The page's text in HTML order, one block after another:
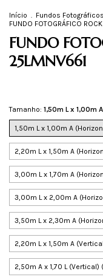
Início . Fundos Fotográficos
FUNDO FOTOGRÁFICO
FUNDO
25LMNV661
Tamanho: 1,50m L x 1,00m
1,50m L x 1,00m A
2,20m L x 1,50m A
3,00m L x 1,70m A
3,00m L x 2,00m A
3,50m L x 2,30m A
2,20m L x 1,50m A
2,50m A x 1,70 L (Vertical)